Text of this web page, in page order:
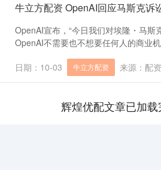
牛立方配资 OpenAI回应马斯克诉
OpenAI宣布，“今日我们对埃隆・马斯
OpenAI不需要也不想要任何人的商业
日期：10-03 牛立方配资 来源：配
辉煌优配文章已加